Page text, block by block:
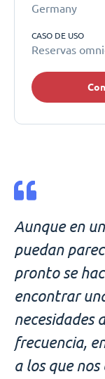
Germany
CASO DE USO
Reservas
Aunque en
puedan
pronto se
encontrar
necesidades
frecuencia,
a los que